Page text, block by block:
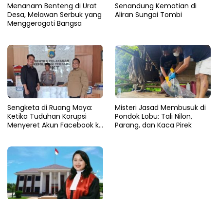
Menanam Benteng di Urat
Desa, Melawan Serbuk yang
Menggerogoti Bangsa
Senandung Kematian di
Aliran Sungai Tombi
Sengketa di Ruang Maya:
Ketika Tuduhan Korupsi
Menyeret Akun Facebook ke
Misteri Jasad Membusuk di
Pondok Lobu: Tali Nilon,
Parang, dan Kaca Pirek